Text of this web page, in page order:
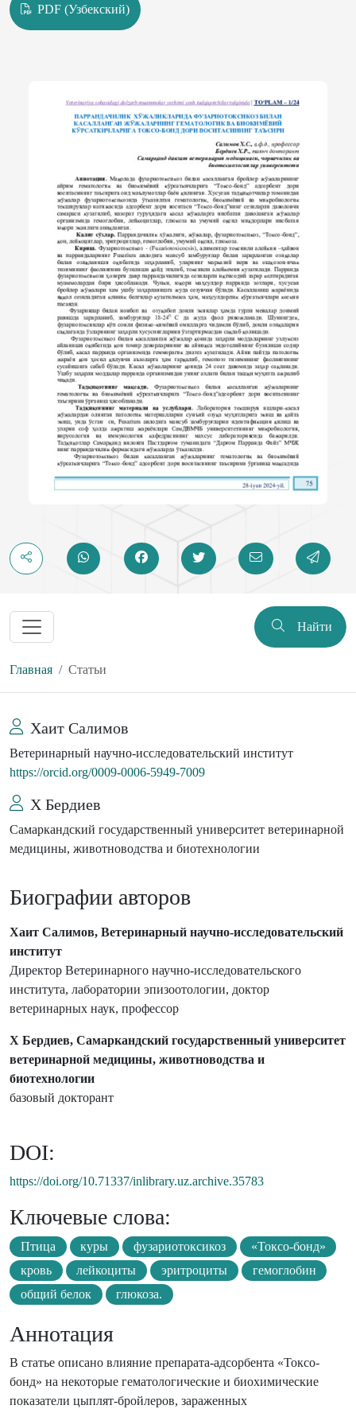
PDF (Узбекский)
Найти
Главная Статьи
Хаит Салимов
Ветеринарный научно-исследовательский институт
https://orcid.org/0009-0006-5949-7009
Х Бердиев
Самаркандский государственный университет ветеринарной
медицины, животноводства и биотехнологии
Биографии авторов
Хаит Салимов, Ветеринарный научно-исследовательский
институт
Директор Ветеринарного научно-исследовательского
института, лаборатории эпизоотологии, доктор
ветеринарных наук, профессор
Х Бердиев, Самаркандский государственный университет
ветеринарной медицины, животноводства и
биотехнологии
базовый докторант
DOI:
https://doi.org/10.71337/inlibrary.uz.archive.35783
Ключевые слова:
Птица куры фузариотоксикоз
«Токсо-бонд»
кровь
лейкоциты эритроциты
гемоглобин
общий белок
глюкоза.
Аннотация
В статье описано влияние препарата-адсорбента «Токсо-
бонд» на некоторые гематологические и биохимические
показатели цыплят-бройлеров, зараженных